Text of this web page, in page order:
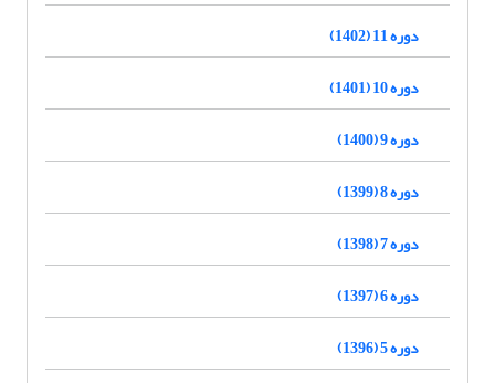
دوره 11 (1402)
دوره 10 (1401)
دوره 9 (1400)
دوره 8 (1399)
دوره 7 (1398)
دوره 6 (1397)
دوره 5 (1396)